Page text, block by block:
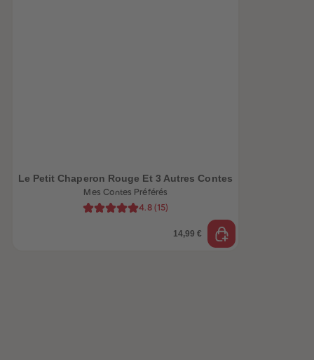
Le Petit Chaperon Rouge Et 3 Autres Contes
Mes Contes Préférés
4.8 (15)
14,99 €